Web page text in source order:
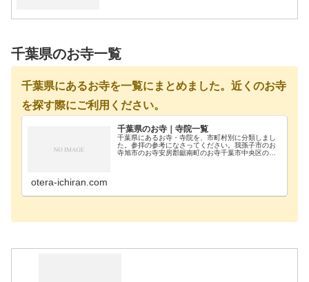
千葉県のお寺一覧
千葉県にあるお寺を一覧にまとめました。近くのお寺
を探す際にご利用ください。
千葉県のお寺｜寺院一覧
千葉県にあるお寺・寺院を、市町村別に分類しまし
た。参拝の参考になさってください。我孫子市のお
寺旭市のお寺安房郡鋸南町のお寺千葉市中央区のお
otera-ichiran.com